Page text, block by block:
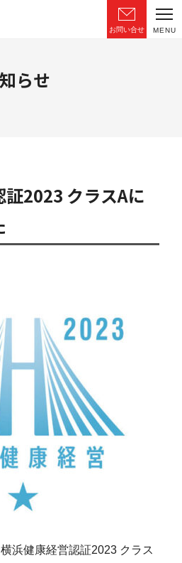
お問い合せ MENU
らせ
2023 クラスAに
浜健康経営認証2023 クラス